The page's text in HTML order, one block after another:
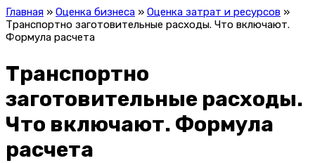
Главная » Оценка бизнеса » Оценка затрат и ресурсов »
Транспортно заготовительные расходы. Что включают.
Формула расчета
Транспортно
заготовительные расходы.
Что включают. Формула
расчета